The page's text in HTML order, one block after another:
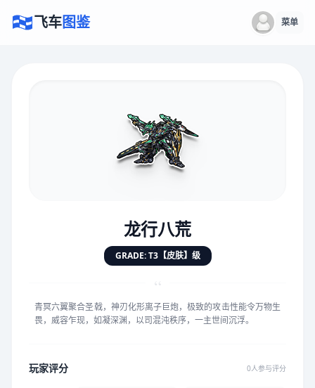
飞车图鉴 菜单
龙行八荒
GRADE: T3【皮肤】级
“
青冥六翼聚合圣戟，神刃化形离子巨炮，极致的攻击性能令万物生
畏，威容乍现，如凝深渊，以司混沌秩序，一主世间沉浮。
玩家评分 0人参与评分
★★★★★★★★
手感 5.0分